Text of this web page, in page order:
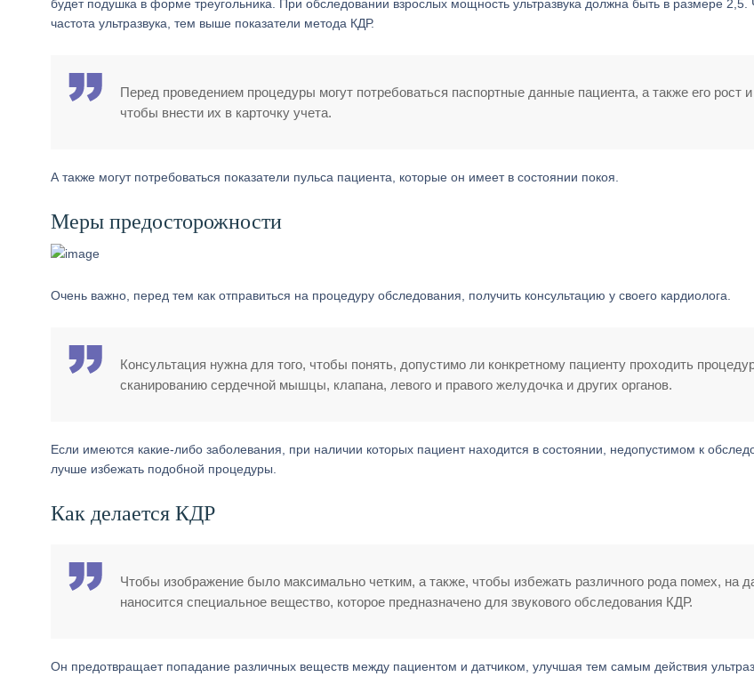
будет подушка в форме треугольника. При обследовании взрослых мощность ультразвука должна быть в размере
частота ультразвука, тем выше показатели метода КДР.
Перед проведением процедуры могут потребоваться паспортные данные пациента, а также его рост и
чтобы внести их в карточку учета.
А также могут потребоваться показатели пульса пациента, которые он имеет в состоянии покоя.
Меры предосторожности
Очень важно, перед тем как отправиться на процедуру обследования, получить консультацию у своего кардиолога.
Консультация нужна для того, чтобы понять, допустимо ли конкретному пациенту проходить
сканированию сердечной мышцы, клапана, левого и правого желудочка и других органов.
Если имеются какие-либо заболевания, при наличии которых пациент находится в состоянии, недопустимом к
лучше избежать подобной процедуры.
Как делается КДР
Чтобы изображение было максимально четким, а также, чтобы избежать различного рода помех, на
наносится специальное вещество, которое предназначено для звукового обследования КДР.
Он предотвращает попадание различных веществ между пациентом и датчиком, улучшая тем самым действия